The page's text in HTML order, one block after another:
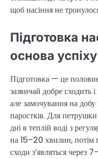
щоб насіння не
Підготовка
основа успіху
Підготовка — це
зазвичай добре сходить
але замочування на
паростків. Для
дні в теплій воді з
на 15–20 хвилин, потім
сходи з’являться через